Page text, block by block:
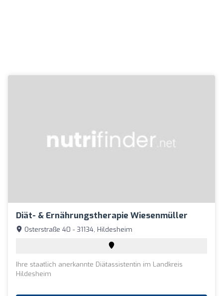
Diät- & Ernährungstherapie Wiesenmüller
Osterstraße 40 - 31134, Hildesheim
Ihre staatlich anerkannte Diätassistentin im Landkreis
Hildesheim